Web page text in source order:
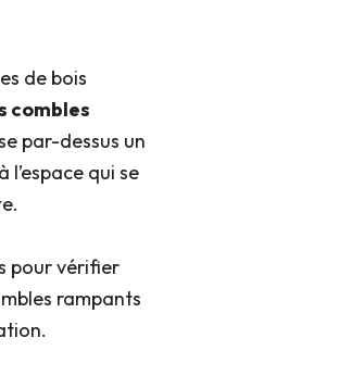
de bois
combles
par-dessus un
qui se
pour vérifier
rampants